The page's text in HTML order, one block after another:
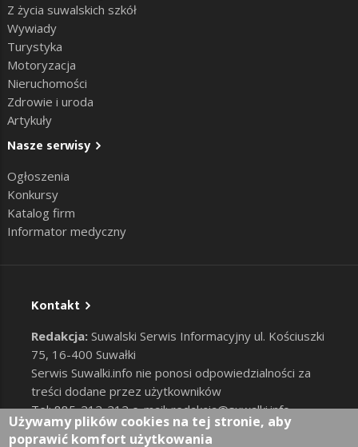
Z życia suwalskich szkół
Wywiady
Turystyka
Motoryzacja
Nieruchomości
Zdrowie i uroda
Artykuły
Nasze serwisy
Ogłoszenia
Konkursy
Katalog firm
Informator medyczny
Kontakt
Redakcja: Suwalski Serwis Informacyjny ul. Kościuszki
75, 16-400 Suwałki
Serwis Suwalki.info nie ponosi odpowiedzialności za
treści dodane przez użytkowników
Tel: 885-212-212 e-mail:redakcja@suwalki.info,
reklama@suwalki.info
Używamy plików cookies na tej stronie, aby
poprawić komfort użytkowania